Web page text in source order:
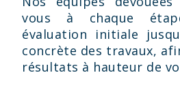
vous à chaque
évaluation initiale
concrète des travaux,
résultats à hauteur de